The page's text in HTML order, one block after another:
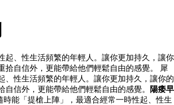
起、性生活頻繁的年輕人。讓你更加持久，讓你
拾自信外，更能帶給他們輕鬆自由的感覺。 犀
性生活頻繁的年輕人。讓你更加持久，讓你的
信外，更能帶給他們輕鬆自由的感覺。
陽痿早
能「提槍上陣」，最適合經常一時性起、性生